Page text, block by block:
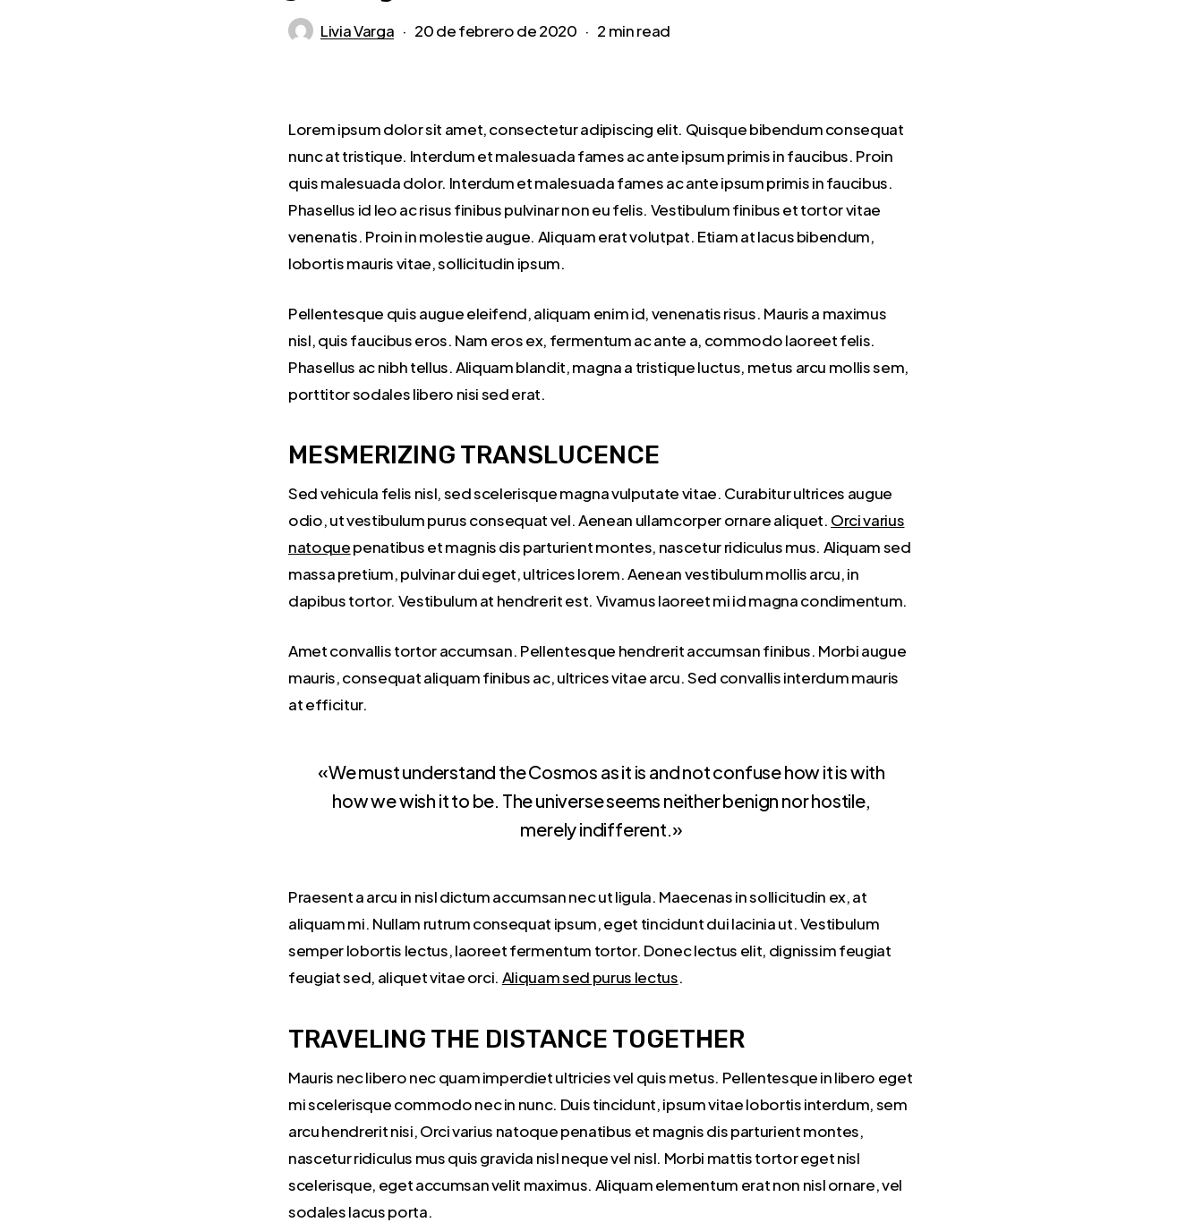
Livia Varga 20 de febrero de 2020 2 min read
Lorem ipsum dolor sit amet, consectetur adipiscing elit. Quisque bibendum consequat
nunc at tristique. Interdum et malesuada fames ac ante ipsum primis in faucibus. Proin
quis malesuada dolor. Interdum et malesuada fames ac ante ipsum primis in faucibus.
Phasellus id leo ac risus finibus pulvinar non eu felis. Vestibulum finibus et tortor vitae
venenatis. Proin in molestie augue. Aliquam erat volutpat. Etiam at lacus bibendum,
lobortis mauris vitae, sollicitudin ipsum.
Pellentesque quis augue eleifend, aliquam enim id, venenatis risus. Mauris a maximus
nisl, quis faucibus eros. Nam eros ex, fermentum ac ante a, commodo laoreet felis.
Phasellus ac nibh tellus. Aliquam blandit, magna a tristique luctus, metus arcu mollis sem,
porttitor sodales libero nisi sed erat.
MESMERIZING TRANSLUCENCE
Sed vehicula felis nisl, sed scelerisque magna vulputate vitae. Curabitur ultrices augue
odio, ut vestibulum purus consequat vel. Aenean ullamcorper ornare aliquet. Orci varius
natoquepenatibus et magnis dis parturient montes, nascetur ridiculus mus. Aliquam sed
massa pretium, pulvinar dui eget, ultrices lorem. Aenean vestibulum mollis arcu, in
dapibus tortor. Vestibulum at hendrerit est. Vivamus laoreet mi id magna condimentum.
Amet convallis tortor accumsan. Pellentesque hendrerit accumsan finibus. Morbi augue
mauris, consequat aliquam finibus ac, ultrices vitae arcu. Sed convallis interdum mauris
at efficitur.
«We must understand the Cosmos as it is and not confuse how it is with
how we wish it to be. The universe seems neither benign nor hostile,
merely indifferent.»
Praesent a arcu in nisl dictum accumsan nec ut ligula. Maecenas in sollicitudin ex, at
aliquam mi. Nullam rutrum consequat ipsum, eget tincidunt dui lacinia ut. Vestibulum
semper lobortis lectus, laoreet fermentum tortor. Donec lectus elit, dignissim feugiat
feugiat sed, aliquet vitae orci. Aliquam sed purus lectus.
TRAVELING THE DISTANCE TOGETHER
Mauris nec libero nec quam imperdiet ultricies vel quis metus. Pellentesque in libero eget
mi scelerisque commodo nec in nunc. Duis tincidunt, ipsum vitae lobortis interdum, sem
arcu hendrerit nisi, Orci varius natoque penatibus et magnis dis parturient montes,
nascetur ridiculus mus quis gravida nisl neque vel nisl. Morbi mattis tortor eget nisl
scelerisque, eget accumsan velit maximus. Aliquam elementum erat non nisl ornare, vel
sodales lacus porta.